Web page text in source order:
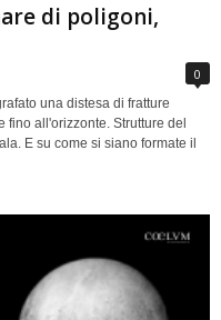
di poligoni,
0
una distesa di fratture
fino all'orizzonte. Strutture del
E su come si siano formate il